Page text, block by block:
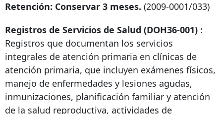
Retención: Conservar 3 meses. (2009-0001/033)
Registros de Servicios de Salud (DOH36-001) :
Registros que documentan los servicios
integrales de atención primaria en clínicas de
atención primaria, que incluyen exámenes físicos,
manejo de enfermedades y lesiones agudas,
inmunizaciones, planificación familiar y atención
de la salud reproductiva, actividades de